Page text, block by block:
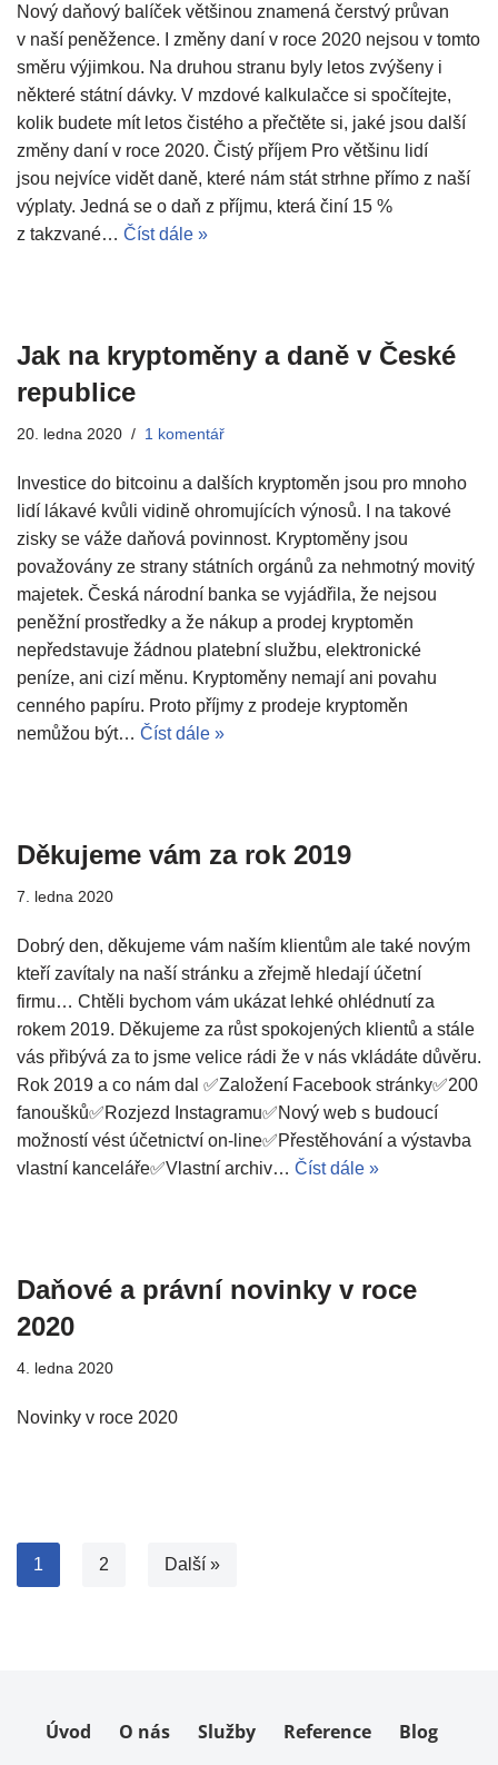
Nový daňový balíček většinou znamená čerstvý průvan
v naší peněžence. I změny daní v roce 2020 nejsou v tomto
směru výjimkou. Na druhou stranu byly letos zvýšeny i
některé státní dávky. V mzdové kalkulačce si spočítejte,
kolik budete mít letos čistého a přečtěte si, jaké jsou další
změny daní v roce 2020. Čistý příjem Pro většinu lidí
jsou nejvíce vidět daně, které nám stát strhne přímo z naší
výplaty. Jedná se o daň z příjmu, která činí 15 %
z takzvané… Číst dále »
Jak na kryptoměny a daně v České
republice
20. ledna 2020 1 komentář
Investice do bitcoinu a dalších kryptoměn jsou pro mnoho
lidí lákavé kvůli vidině ohromujících výnosů. I na takové
zisky se váže daňová povinnost. Kryptoměny jsou
považovány ze strany státních orgánů za nehmotný movitý
majetek. Česká národní banka se vyjádřila, že nejsou
peněžní prostředky a že nákup a prodej kryptoměn
nepředstavuje žádnou platební službu, elektronické
peníze, ani cizí měnu. Kryptoměny nemají ani povahu
cenného papíru. Proto příjmy z prodeje kryptoměn
nemůžou být… Číst dále »
Děkujeme vám za rok 2019
7. ledna 2020
Dobrý den, děkujeme vám naším klientům ale také novým
kteří zavítaly na naší stránku a zřejmě hledají účetní
firmu… Chtěli bychom vám ukázat lehké ohlédnutí za
rokem 2019. Děkujeme za růst spokojených klientů a stále
vás přibývá za to jsme velice rádi že v nás vkládáte důvěru.
Rok 2019 a co nám dal ✅Založení Facebook stránky✅200
fanoušků✅Rozjezd Instagramu✅Nový web s budoucí
možností vést účetnictví on-line✅Přestěhování a výstavba
vlastní kanceláře✅Vlastní archiv… Číst dále »
Daňové a právní novinky v roce
2020
4. ledna 2020
Novinky v roce 2020
1 2 Další »
Úvod O nás Služby Reference Blog